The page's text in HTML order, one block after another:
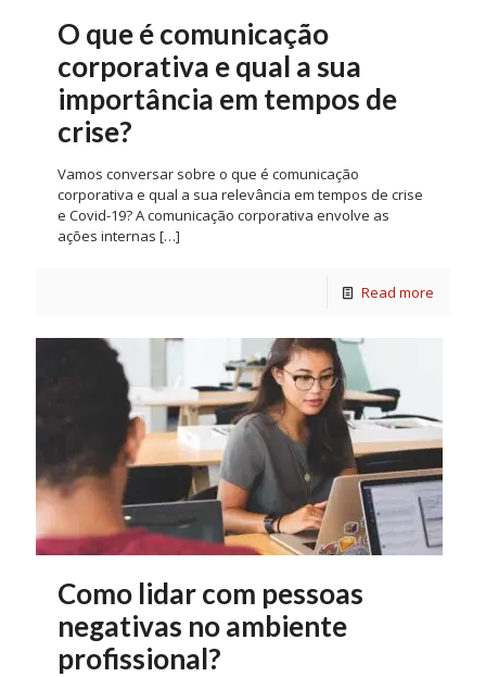
O que é comunicação
corporativa e qual a sua
importância em tempos de
crise?
Vamos conversar sobre o que é comunicação
corporativa e qual a sua relevância em tempos de crise
e Covid-19? A comunicação corporativa envolve as
ações internas […]
Read more
Como lidar com pessoas
negativas no ambiente
profissional?